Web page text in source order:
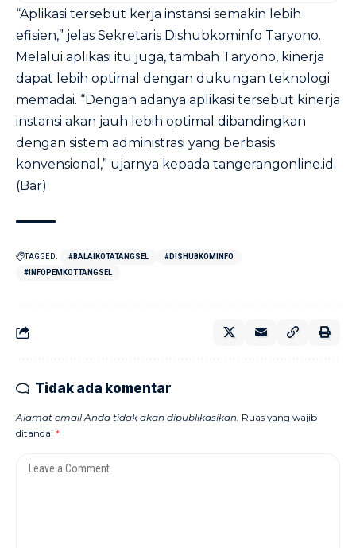
“Aplikasi tersebut kerja instansi semakin lebih
efisien,” jelas Sekretaris Dishubkominfo Taryono.
Melalui aplikasi itu juga, tambah Taryono, kinerja
dapat lebih optimal dengan dukungan teknologi
memadai. “Dengan adanya aplikasi tersebut kinerja
instansi akan jauh lebih optimal dibandingkan
dengan sistem administrasi yang berbasis
konvensional,” ujarnya kepada tangerangonline.id.
(Bar)
TAGGED: #BALAIKOTATANGSEL
#DISHUBKOMINFO
#INFOPEMKOTTANGSEL
Tidak ada komentar
Alamat email Anda tidak akan dipublikasikan. Ruas yang wajib
ditandai *